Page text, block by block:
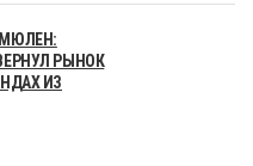
РЫНОК
ИЗ